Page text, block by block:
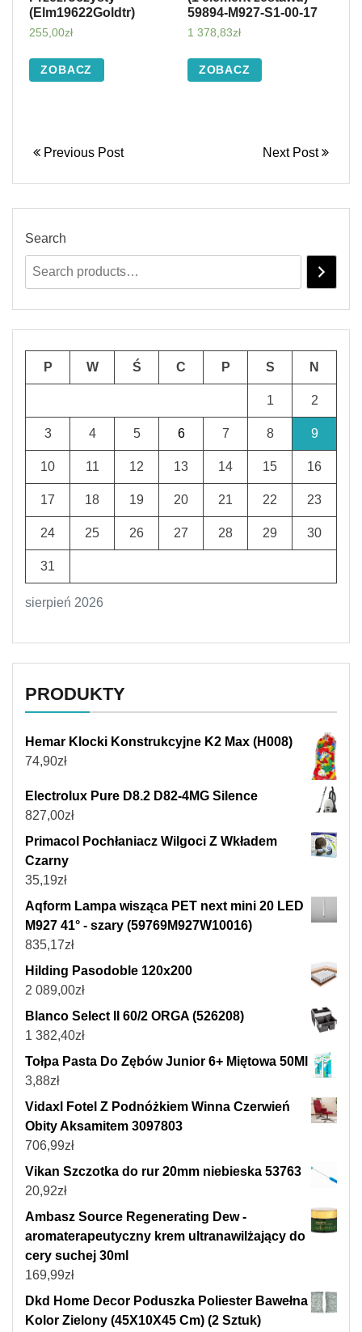
(Elm19622Goldtr)
255,00zł
ZOBACZ
59894-M927-S1-00-17
1 378,83zł
ZOBACZ
Previous Post Next Post
Search
sierpień 2026
P W Ś C P S N
1 2
3 4 5 6 7 8 9
10 11 12 13 14 15 16
17 18 19 20 21 22 23
24 25 26 27 28 29 30
31
PRODUKTY
Hemar Klocki Konstrukcyjne K2 Max (H008)
74,90zł
Electrolux Pure D8.2 D82-4MG Silence
827,00zł
Primacol Pochłaniacz Wilgoci Z Wkładem
Czarny
35,19zł
Aqform Lampa wisząca PET next mini 20 LED
M927 41° - szary (59769M927W10016)
835,17zł
Hilding Pasodoble 120x200
2 089,00zł
Blanco Select II 60/2 ORGA (526208)
1 382,40zł
Tołpa Pasta Do Zębów Junior 6+ Miętowa 50Ml
3,88zł
Vidaxl Fotel Z Podnóżkiem Winna Czerwień
Obity Aksamitem 3097803
706,99zł
Vikan Szczotka do rur 20mm niebieska 53763
20,92zł
Ambasz Source Regenerating Dew -
aromaterapeutyczny krem ultranawilżający do
cery suchej 30ml
169,99zł
Dkd Home Decor Poduszka Poliester Bawełna
Kolor Zielony (45X10X45 Cm) (2 Sztuk)